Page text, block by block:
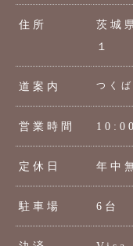
住所
茨城
１
道案内 つく
営業時間
定休日 年中
駐車場 6台